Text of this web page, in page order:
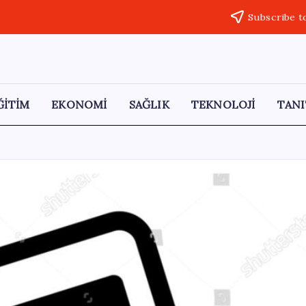
Subscribe
EKONOMİ SAĞLIK TEKNOLOJİ